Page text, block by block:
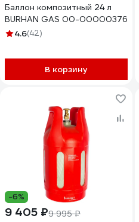
Баллон композитный 24 л
BURHAN GAS 00-00000376
4.6(42)
В корзину
-6%
9 405 ₽9 995 ₽